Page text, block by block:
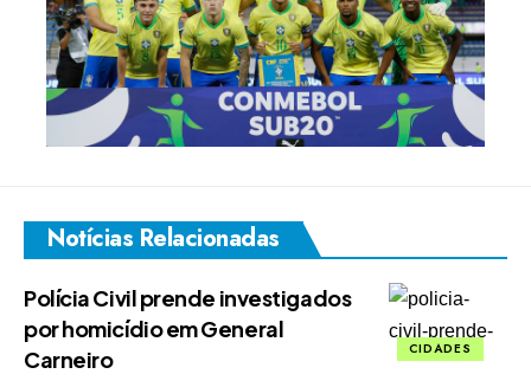
Notícias Relacionadas
CIDADES
Polícia Civil prende investigados
por homicídio em General
Carneiro